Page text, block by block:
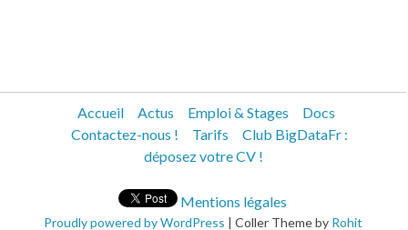
Accueil Actus Emploi & Stages
Docs
Contactez-nous !
Tarifs
Club BigDataFr :
déposez votre CV !
Mentions légales
Proudly powered by WordPress | Coller Theme by Rohit